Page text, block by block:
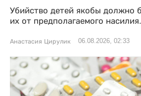
Убийство детей якобы должно
их от предполагаемого насилия.
Анастасия Цирулик 06.08.2026, 02:33